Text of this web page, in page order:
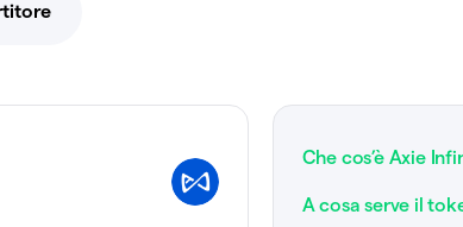
Che cos’è Axie
A cosa serve il